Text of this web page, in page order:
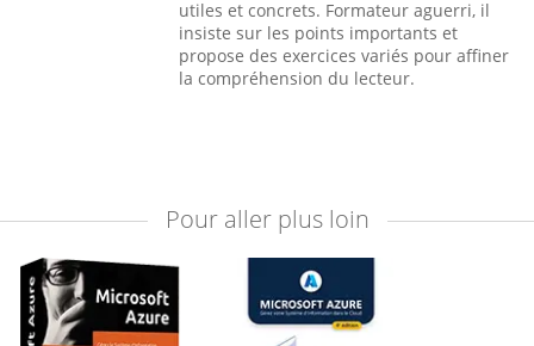
utiles et concrets. Formateur aguerri, il
insiste sur les points importants et
propose des exercices variés pour affiner
la compréhension du lecteur.
Pour aller plus loin